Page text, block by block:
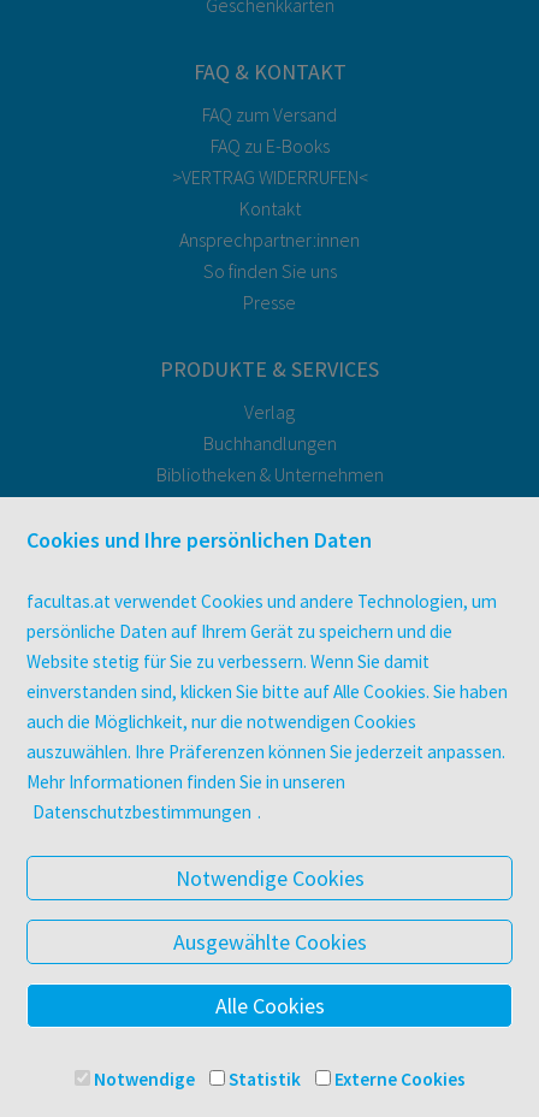
FAQ & KONTAKT
FAQ zum Versand
FAQ zu E-Books
>VERTRAG WIDERRUFEN<
Kontakt
Ansprechpartner:innen
So finden Sie uns
Presse
PRODUKTE & SERVICES
Verlag
Buchhandlungen
Bibliotheken & Unternehmen
facultas Bindeservice
Druckerei facultas druckt.
Zeitschriften
Digitale Angebote
UNTERNEHMEN
Über facultas
facultas Kooperationen
Datenschutz & Cookies
AGB
Barrierefreiheit
© 2025 Facultas Verlags- und Buchhandels AG
Cookies und Ihre persönlichen Daten
facultas.at verwendet Cookies und andere Technologien, um
persönliche Daten auf Ihrem Gerät zu speichern und die
Website stetig für Sie zu verbessern. Wenn Sie damit
einverstanden sind, klicken Sie bitte auf Alle Cookies. Sie haben
auch die Möglichkeit, nur die notwendigen Cookies
auszuwählen. Ihre Präferenzen können Sie jederzeit anpassen.
Mehr Informationen finden Sie in unseren
Datenschutzbestimmungen .
Notwendige Cookies
Ausgewählte Cookies
Alle Cookies
Notwendige Statistik Externe Cookies